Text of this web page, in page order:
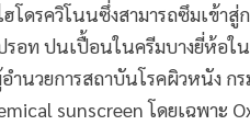
โดรควิโนนซึ่งสามารถซึมเข้า
อท ปนเปื้อนในครีมบางยี่ห้อใ
วยการสถาบันโรคผิวหนัง กร
sunscreen โดยเฉพาะ